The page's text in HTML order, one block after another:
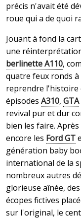
précis n'avait été
roue qui a de quoi
Jouant à fond la
une
berlinette A110,
quatre feux ronds à
reprendre l'histoire
épisodes A310, GTA
revival pur et dur
bien les faire. Après
encore les Ford GT
génération baby
international de la
nombreux autres
glorieuse aînée,
écopes fictives
sur l'original, le